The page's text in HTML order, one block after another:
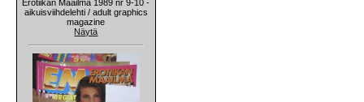
Erotiikan Maailma 1989 nr 9-10 -
aikuisviihdelehti / adult graphics
magazine
Näytä